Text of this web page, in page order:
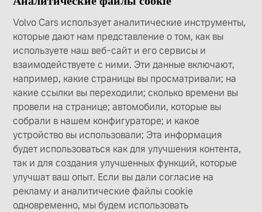
Volvo Cars использует аналитические инструменты,
которые дают нам представление о том, как вы
используете наш веб-сайт и его сервисы и
взаимодействуете с ними. Эти данные включают,
например, какие страницы вы просматривали; на
какие ссылки вы переходили; сколько времени вы
провели на странице; автомобили, которые вы
собрали в нашем конфигураторе; и какое
устройство вы использовали; Эта информация
будет использоваться как для улучшения контента,
так и для создания улучшенных функций, которые
улучшат ваш опыт. Если вы дали согласие на
рекламу и аналитические файлы cookie
одновременно, мы будем использовать